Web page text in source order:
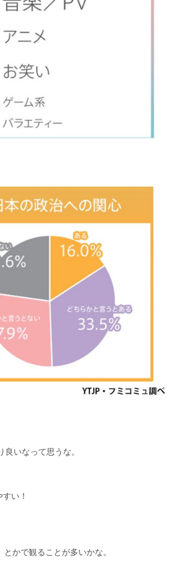
いなって思うな。
い！
かで観ることが多いかな。